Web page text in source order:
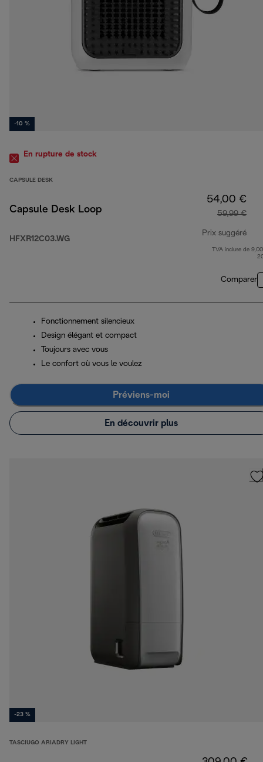
-10 %
En rupture de stock
CAPSULE DESK
Capsule Desk Loop
HFXR12C03.WG
54,00 €
59,99 €
Prix suggéré
TVA incluse de
Comparer
Fonctionnement silencieux
Design élégant et compact
Toujours avec vous
Le confort où vous le voulez
Préviens-moi
En découvrir plus
-23 %
TASCIUGO ARIADRY LIGHT